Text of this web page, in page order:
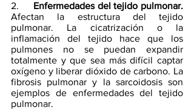
2. Enfermedades del tejido pulmonar.
Afectan la estructura del tejido
pulmonar. La cicatrización o la
inflamación del tejido hace que los
pulmones no se puedan expandir
totalmente y que sea más difícil captar
oxígeno y liberar dióxido de carbono. La
fibrosis pulmonar y la sarcoidosis son
ejemplos de enfermedades del tejido
pulmonar.